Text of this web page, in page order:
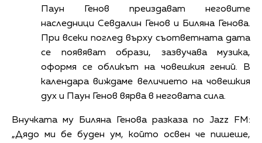
Паун Генов преиздават неговите
наследници Севдалин Генов и Биляна Генова.
При всеки поглед върху съответната дата
се появяват образи, зазвучава музика,
оформя се обликът на човешкия гений. В
календара виждаме величието на човешкия
дух и Паун Генов вярва в неговата сила.
Внучката му Биляна Генова разказа по Jazz FM:
„Дядо ми бе буден ум, който освен че пишеше,